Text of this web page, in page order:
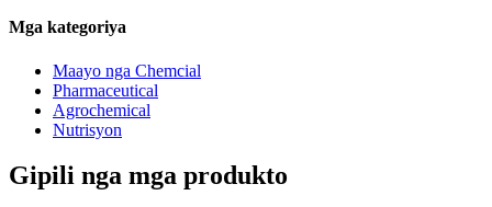
Mga kategoriya
Maayo nga Chemcial
Pharmaceutical
Agrochemical
Nutrisyon
Gipili nga mga produkto